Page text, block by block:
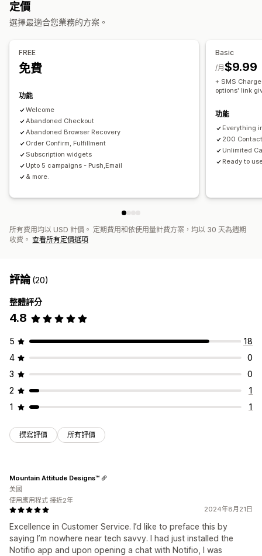
顯示選項
目標設定規則
折扣
購物車電子郵件 結帳電子郵件
補貨電子郵件
管理行銷活動
匯入和匯出
簡訊收集清單
觸發條件與規則
定價
選擇最適合您業務的方案。
FREE
免費
功能
Welcome
Abandoned Checkout
Abandoned Browser Recovery
Order Confirm, Fulfillment
Subscription widgets
Upto 5 campaigns - Push,Email
& more.
Basic
$9.99
/月
+ SMS
options' link
功能
Everything
200
Unlimited
Ready to
所有費用均以 USD 計價。 定期費用和依使用量計費方案，均以 30 天為週期
收費。 查看所有定價選項
評論(20)
整體評分
4.8
5
18
4
0
3
0
2
1
1
1
撰寫評價 所有評價
2024年8月21日
Excellence in Customer Service. I’d like to preface this by
saying I’m nowhere near tech savvy. I had just installed the
Notifio app and upon opening a chat with Notifio, I was
Mountain Attitude Designs™
美國
使用應用程式 接近2年